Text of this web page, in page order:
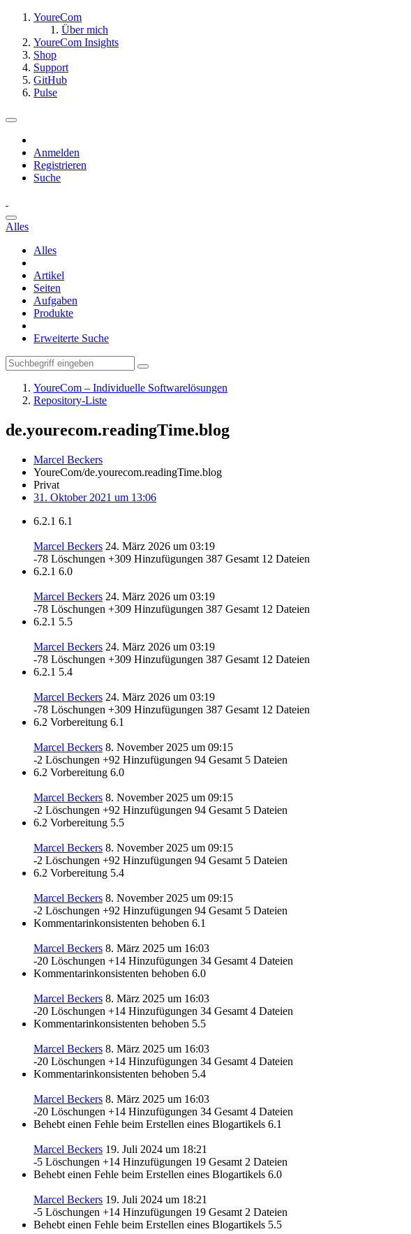
YoureCom
Über mich
YoureCom Insights
Shop
Support
GitHub
Pulse
Anmelden
Registrieren
Suche
Alles
Alles
Artikel
Seiten
Aufgaben
Produkte
Erweiterte Suche
YoureCom – Individuelle Softwarelösungen
Repository-Liste
de.yourecom.readingTime.blog
Marcel Beckers
YoureCom/de.yourecom.readingTime.blog
Privat
31. Oktober 2021 um 13:06
6.2.1 6.1
Marcel Beckers 24. März 2026 um 03:19
-78 Löschungen +309 Hinzufügungen 387 Gesamt 12 Dateien
6.2.1 6.0
Marcel Beckers 24. März 2026 um 03:19
-78 Löschungen +309 Hinzufügungen 387 Gesamt 12 Dateien
6.2.1 5.5
Marcel Beckers 24. März 2026 um 03:19
-78 Löschungen +309 Hinzufügungen 387 Gesamt 12 Dateien
6.2.1 5.4
Marcel Beckers 24. März 2026 um 03:19
-78 Löschungen +309 Hinzufügungen 387 Gesamt 12 Dateien
6.2 Vorbereitung 6.1
Marcel Beckers 8. November 2025 um 09:15
-2 Löschungen +92 Hinzufügungen 94 Gesamt 5 Dateien
6.2 Vorbereitung 6.0
Marcel Beckers 8. November 2025 um 09:15
-2 Löschungen +92 Hinzufügungen 94 Gesamt 5 Dateien
6.2 Vorbereitung 5.5
Marcel Beckers 8. November 2025 um 09:15
-2 Löschungen +92 Hinzufügungen 94 Gesamt 5 Dateien
6.2 Vorbereitung 5.4
Marcel Beckers 8. November 2025 um 09:15
-2 Löschungen +92 Hinzufügungen 94 Gesamt 5 Dateien
Kommentarinkonsistenten behoben 6.1
Marcel Beckers 8. März 2025 um 16:03
-20 Löschungen +14 Hinzufügungen 34 Gesamt 4 Dateien
Kommentarinkonsistenten behoben 6.0
Marcel Beckers 8. März 2025 um 16:03
-20 Löschungen +14 Hinzufügungen 34 Gesamt 4 Dateien
Kommentarinkonsistenten behoben 5.5
Marcel Beckers 8. März 2025 um 16:03
-20 Löschungen +14 Hinzufügungen 34 Gesamt 4 Dateien
Kommentarinkonsistenten behoben 5.4
Marcel Beckers 8. März 2025 um 16:03
-20 Löschungen +14 Hinzufügungen 34 Gesamt 4 Dateien
Behebt einen Fehle beim Erstellen eines Blogartikels 6.1
Marcel Beckers 19. Juli 2024 um 18:21
-5 Löschungen +14 Hinzufügungen 19 Gesamt 2 Dateien
Behebt einen Fehle beim Erstellen eines Blogartikels 6.0
Marcel Beckers 19. Juli 2024 um 18:21
-5 Löschungen +14 Hinzufügungen 19 Gesamt 2 Dateien
Behebt einen Fehle beim Erstellen eines Blogartikels 5.5